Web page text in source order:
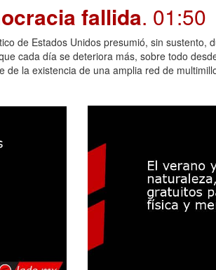
fallida. 01:50
de Estados Unidos presumió, sin sustento,
cada día se deteriora más, sobre todo
de la existencia de una amplia red de